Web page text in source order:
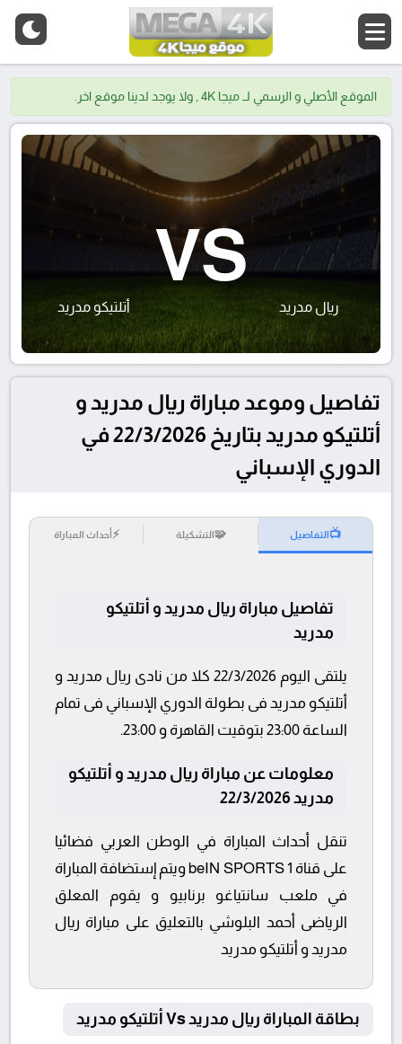
الموقع الأصلي و الرسمي لــ ميجا 4K , ولا يوجد لدينا موقع اخر.
ريال مدريد
VS
أتلتيكو مدريد
تفاصيل وموعد مباراة ريال مدريد و
أتلتيكو مدريد بتاريخ 22/3/2026 في
الدوري الإسباني
📺التفاصيل 🧩التشكيلة ⚡أحداث المباراة
تفاصيل مباراة ريال مدريد و أتلتيكو
مدريد
يلتقى اليوم 22/3/2026 كلا من نادى ريال مدريد و
أتلتيكو مدريد فى بطولة الدوري الإسباني فى تمام
الساعة 23:00 بتوقيت القاهرة و 23:00.
معلومات عن مباراة ريال مدريد و أتلتيكو
مدريد 22/3/2026
تنقل أحداث المباراة في الوطن العربي فضائيا
على قناة beIN SPORTS 1 ويتم إستضافة المباراة
في ملعب سانتياغو برنابيو و يقوم المعلق
الرياضى أحمد البلوشي بالتعليق على مباراة ريال
مدريد و أتلتيكو مدريد
بطاقة المباراة ريال مدريد Vs أتلتيكو مدريد